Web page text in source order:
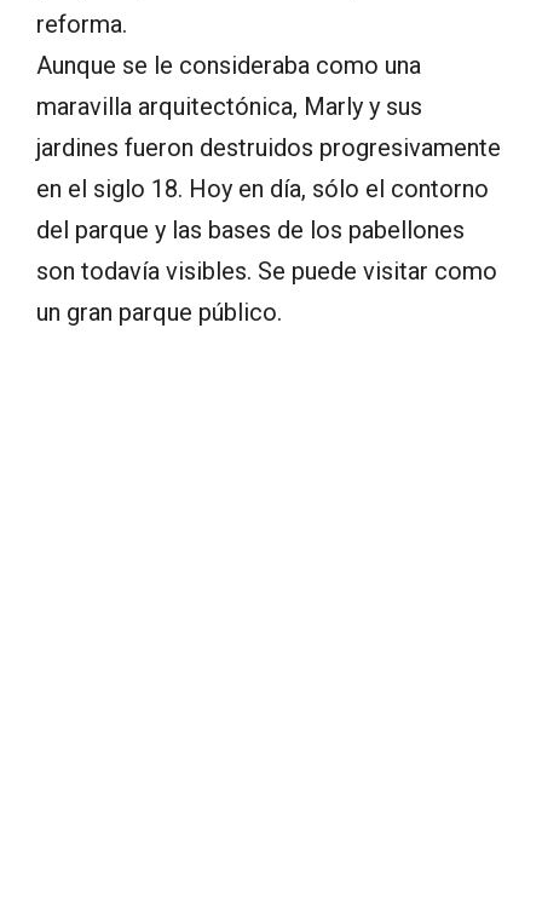
reforma.
Aunque se le consideraba como una
maravilla arquitectónica, Marly y sus
jardines fueron destruidos progresivamente
en el siglo 18. Hoy en día, sólo el contorno
del parque y las bases de los pabellones
son todavía visibles. Se puede visitar como
un gran parque público.